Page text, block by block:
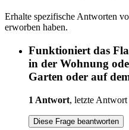
Erhalte spezifische Antworten
erworben haben.
Funktioniert das
in der Wohnung
Garten oder auf
1 Antwort, letzte
Diese Frage beantworten